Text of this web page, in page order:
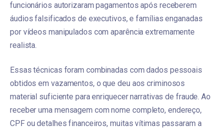
funcionários autorizaram pagamentos após receberem
áudios falsificados de executivos, e famílias enganadas
por vídeos manipulados com aparência extremamente
realista.
Essas técnicas foram combinadas com dados pessoais
obtidos em vazamentos, o que deu aos criminosos
material suficiente para enriquecer narrativas de fraude. Ao
receber uma mensagem com nome completo, endereço,
CPF ou detalhes financeiros, muitas vítimas passaram a